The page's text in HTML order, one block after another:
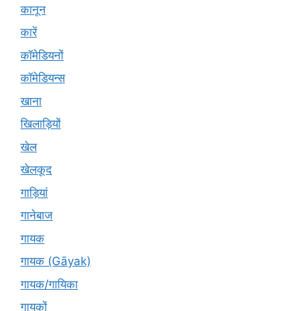
कानून
कारें
कॉमेडियनों
कॉमेडियन्स
खाना
खिलाड़ियों
खेल
खेलकूद
गाड़ियां
गानेबाज
गायक
गायक (Gāyak)
गायक/गायिका
गायकों